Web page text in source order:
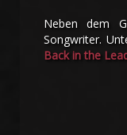
Neben dem
Songwriter.
Back in the